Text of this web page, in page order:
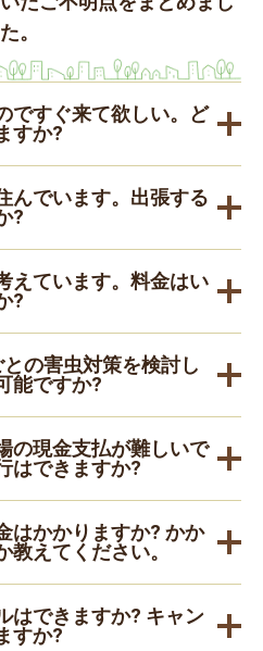
た。
ですぐ来て欲しい。ど
すか?
んでいます。出張する
?
えています。料金はい
?
の害虫対策を検討し
能ですか?
の現金支払が難しいで
はできますか?
はかかりますか? かか
教えてください。
はできますか? キャン
すか?